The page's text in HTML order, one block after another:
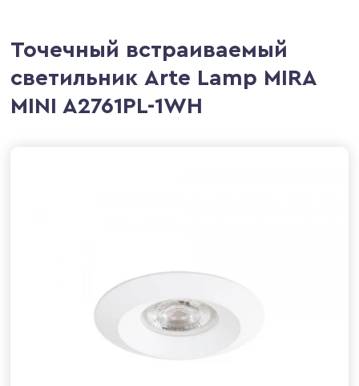
Точечный встраиваемый
светильник Arte Lamp MIRA
MINI A2761PL-1WH